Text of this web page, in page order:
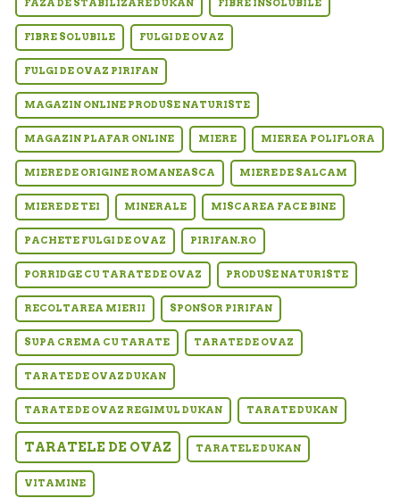
FAZA DE STABILIZARE DUKAN FIBRE INSOLUBILE
FIBRE SOLUBILE FULGI DE OVAZ
FULGI DE OVAZ PIRIFAN
MAGAZIN ONLINE PRODUSE NATURISTE
MAGAZIN PLAFAR ONLINE MIERE MIEREA POLIFLORA
MIERE DE ORIGINE ROMANEASCA MIERE DE SALCAM
MIERE DE TEI MINERALE MISCAREA FACE BINE
PACHETE FULGI DE OVAZ PIRIFAN.RO
PORRIDGE CU TARATE DE OVAZ PRODUSE NATURISTE
RECOLTAREA MIERII SPONSOR PIRIFAN
SUPA CREMA CU TARATE TARATE DE OVAZ
TARATE DE OVAZ DUKAN
TARATE DE OVAZ REGIMUL DUKAN TARATE DUKAN
TARATELE DE OVAZ TARATELE DUKAN
VITAMINE